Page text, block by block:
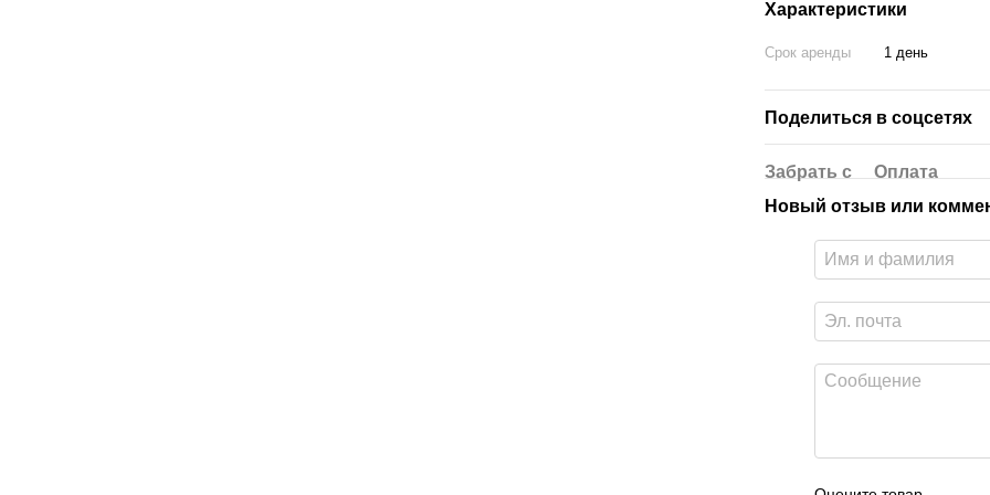
Характеристики
Срок аренды 1 день
Поделиться в соцсетях
Забрать с
Оплата
Новый отзыв или